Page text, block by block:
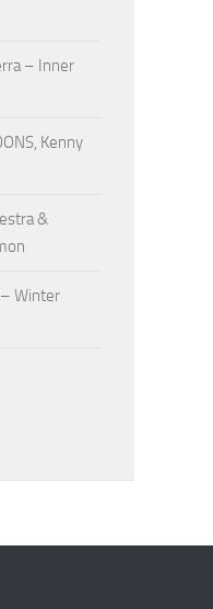
– Inner
Kenny
&
Winter